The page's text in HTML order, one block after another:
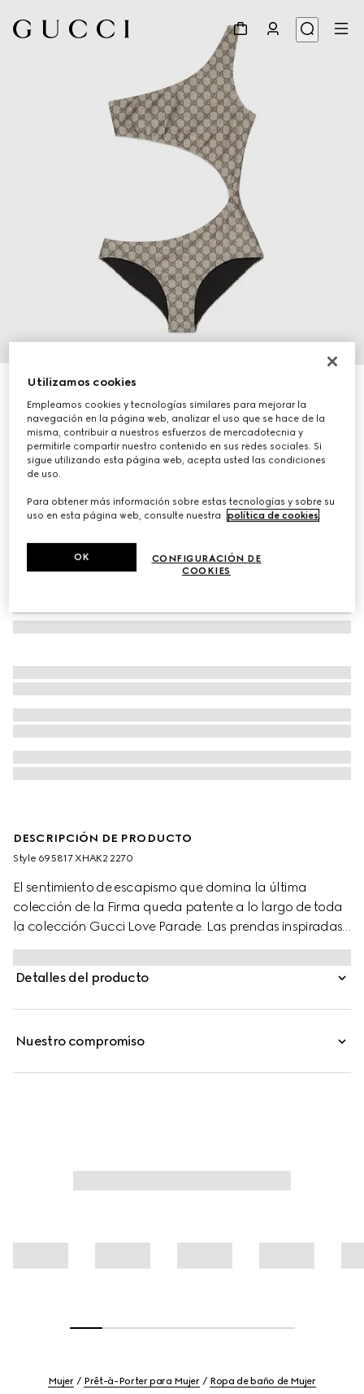
Bañador de punto elástico con GG
€ 590
Variacionesbeige y ébano
DESCRIPCIÓN DE PRODUCTO
Style ‎695817 XHAK2 2270
El sentimiento de escapismo que domina la última
colección de la Firma queda patente a lo largo de toda
la colección Gucci Love Parade. Las prendas inspiradas
en los destinos cálidos, como este bañador de punto
elástico con GG, reflejan a la perfección la temática y
embellecen la colección.
Detalles del producto
Nuestro compromiso
Mujer Prêt-à-Porter para Mujer Ropa de baño de Mujer
Utilizamos cookies
Empleamos cookies y tecnologías similares para mejorar la
navegación en la página web, analizar el uso que se hace de la
misma, contribuir a nuestros esfuerzos de mercadotecnia y
permitirle compartir nuestro contenido en sus redes sociales. Si
sigue utilizando esta página web, acepta usted las condiciones
de uso.
Para obtener más información sobre estas tecnologías y sobre su
uso en esta página web, consulte nuestra
política de cookies.
CONFIGURACIÓN DE
COOKIES
OK